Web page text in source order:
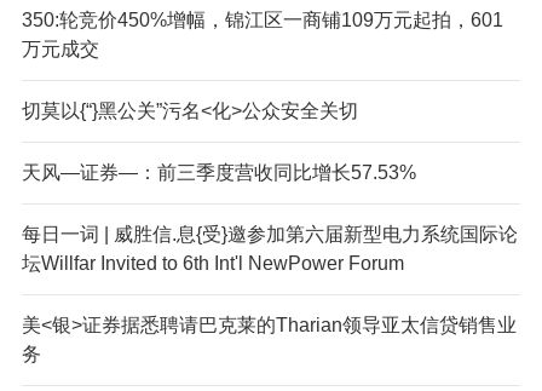
350:轮竞价450%增幅，锦江区一商铺109万元起拍，601
万元成交
切莫以{“}黑公关”污名<化>公众安全关切
天风—证券—：前三季度营收同比增长57.53%
每日一词 | 威胜信.息{受}邀参加第六届新型电力系统国际论
坛Willfar Invited to 6th Int'l NewPower Forum
美<银>证券据悉聘请巴克莱的Tharian领导亚太信贷销售业
务